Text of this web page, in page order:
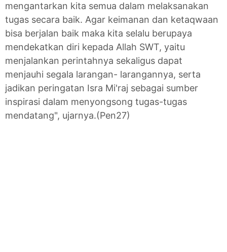
mengantarkan kita semua dalam melaksanakan
tugas secara baik. Agar keimanan dan ketaqwaan
bisa berjalan baik maka kita selalu berupaya
mendekatkan diri kepada Allah SWT, yaitu
menjalankan perintahnya sekaligus dapat
menjauhi segala larangan- larangannya, serta
jadikan peringatan Isra Mi'raj sebagai sumber
inspirasi dalam menyongsong tugas-tugas
mendatang", ujarnya.(Pen27)